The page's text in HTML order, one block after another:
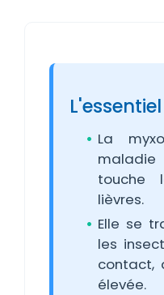
La
touche
lièvres.
Elle se
les
contact,
élevée.